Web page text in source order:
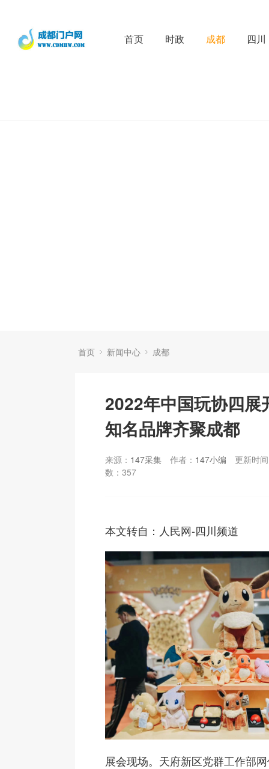
首页 时政 成都 四川
首页 新闻中心 成都
2022年中国玩协四展
知名品牌齐聚成都
来源： 147采集 作者： 147小编
更新时
数： 357
本文转自：人民网-四川频道
展会现场。天府新区党群工作部